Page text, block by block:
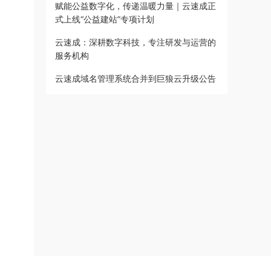
赋能公益数字化，传递温暖力量｜云速成正
式上线“公益建站”专项计划
云速成：深耕数字科技，专注研发与运营的
服务机构
云速成域名管理系统合并到巨狼云升级公告